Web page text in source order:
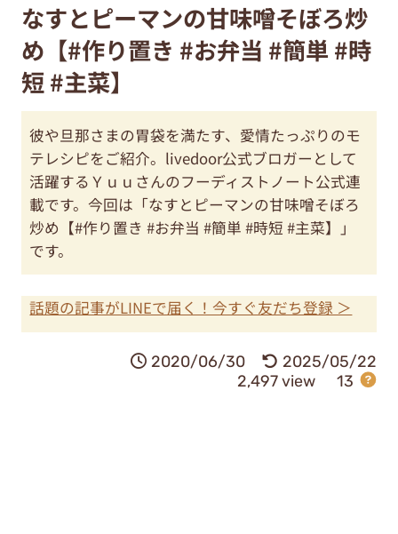
なすとピーマンの甘味噌そぼろ炒
め【#作り置き #お弁当 #簡単 #時
短 #主菜】
彼や旦那さまの胃袋を満たす、愛情たっぷりのモ
テレシピをご紹介。livedoor公式ブロガーとして
活躍するＹｕｕさんのフーディストノート公式連
載です。今回は「なすとピーマンの甘味噌そぼろ
炒め【#作り置き #お弁当 #簡単 #時短 #主菜】」
です。
話題の記事がLINEで届く！今すぐ友だち登録 ＞
2020/06/30
2025/05/22
2,497 view
13